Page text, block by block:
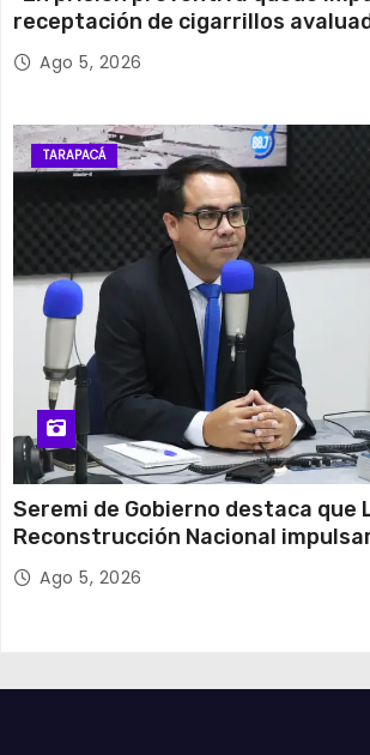
receptación de cigarrillos
millones*
Ago 5, 2026
TARAPACÁ
Seremi de Gobierno destaca que
Reconstrucción Nacional
y el empleo en Tarapacá
Ago 5, 2026